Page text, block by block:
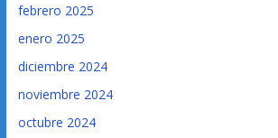
febrero 2025
enero 2025
diciembre 2024
noviembre 2024
octubre 2024